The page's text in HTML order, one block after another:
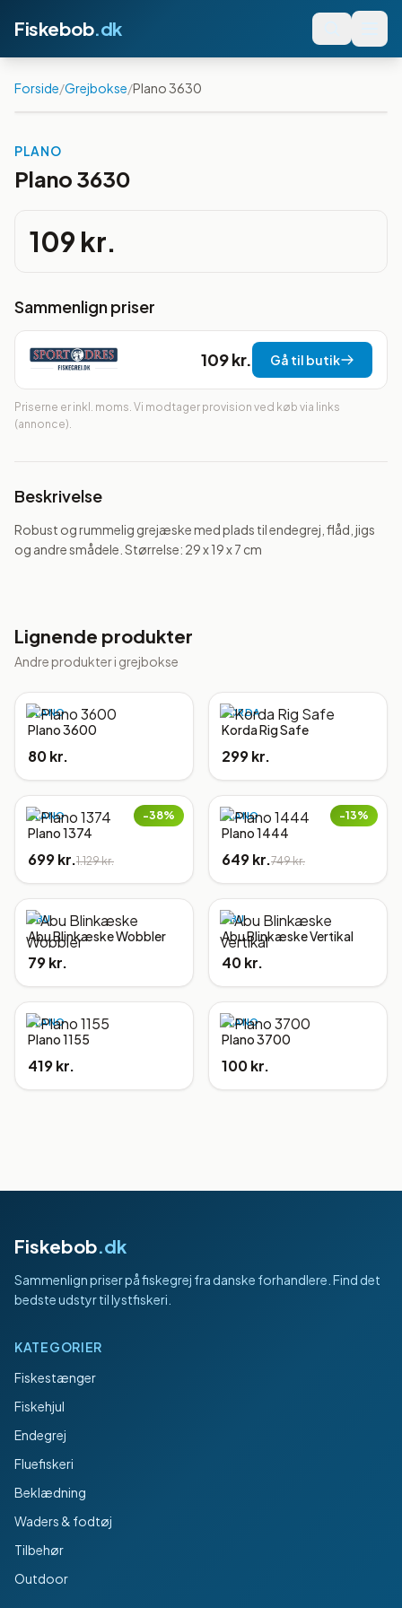
Fiskebob.dk
Forside/Grejbokse/Plano 3630
PLANO
Plano 3630
109 kr.
Sammenlign priser
109 kr. Gå til butik
Priserne er inkl. moms. Vi modtager provision ved køb via links
(annonce).
Beskrivelse
Robust og rummelig grejæske med plads til endegrej, flåd, jigs
og andre smådele. Størrelse: 29 x 19 x 7 cm
Lignende produkter
Andre produkter i grejbokse
PLANO
Plano 3600
80 kr.
KORDA
Korda Rig Safe
299 kr.
−38%
PLANO
Plano 1374
699 kr.1.129 kr.
−13%
PLANO
Plano 1444
649 kr.749 kr.
ABU
Abu Blinkæske Wobbler
79 kr.
ABU
Abu Blinkæske Vertikal
40 kr.
PLANO
Plano 1155
419 kr.
PLANO
Plano 3700
100 kr.
Fiskebob.dk
Sammenlign priser på fiskegrej fra danske forhandlere. Find det
bedste udstyr til lystfiskeri.
KATEGORIER
Fiskestænger
Fiskehjul
Endegrej
Fluefiskeri
Beklædning
Waders & fodtøj
Tilbehør
Outdoor